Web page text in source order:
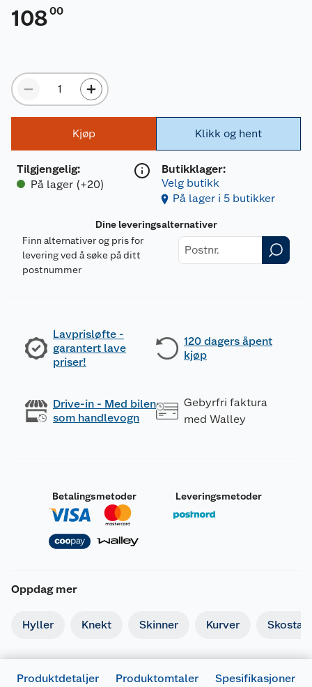
10800
Kjøp
Tilgjengelig:
På lager (+20)
Klikk og hent
Butikklager:
Velg butikk
På lager i 5 butikker
Dine leveringsalternativer
Finn alternativer og pris for
levering ved å søke på ditt
postnummer
Lavprisløfte -
garantert lave
priser!
120 dagers åpent
kjøp
Drive-in - Med bilen
som handlevogn
Gebyrfri faktura
med Walley
Betalingsmetoder Leveringsmetoder
Oppdag mer
Hyller Knekt Skinner Kurver
Produktdetaljer Produktomtaler Spesifikasjoner